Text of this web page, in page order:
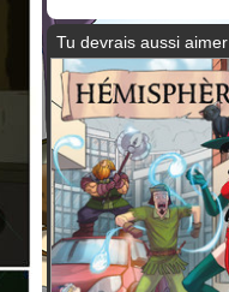
Tu devrais aussi aimer